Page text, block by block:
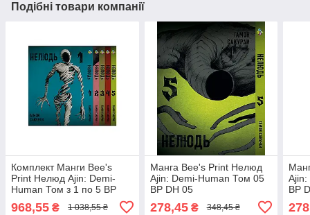
Подібні товари компанії
Комплект Манги Bee's
Print Нелюд Ajin: Demi-
Human Том з 1 по 5 BP
968,55 ₴ 1 038,55 ₴
Манга Bee's Print Нелюд
Ajin: Demi-Human Том 05
BP DH 05
278,45₴ 348,45 ₴
BP